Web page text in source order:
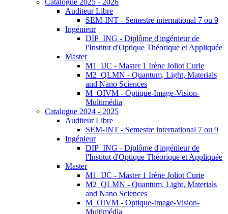
Catalogue 2025 - 2026
Auditeur Libre
SEM-INT - Semestre international 7 ou 9
Ingénieur
DIP_ING - Diplôme d'ingénieur de
l'Institut d'Optique Théorique et Appliquée
Master
M1_IJC - Master 1 Irène Joliot Curie
M2_QLMN - Quantum, Light, Materials
and Nano Sciences
M_OIVM - Optique-Image-Vision-
Multimédia
Catalogue 2024 - 2025
Auditeur Libre
SEM-INT - Semestre international 7 ou 9
Ingénieur
DIP_ING - Diplôme d'ingénieur de
l'Institut d'Optique Théorique et Appliquée
Master
M1_IJC - Master 1 Irène Joliot Curie
M2_QLMN - Quantum, Light, Materials
and Nano Sciences
M_OIVM - Optique-Image-Vision-
Multimédia